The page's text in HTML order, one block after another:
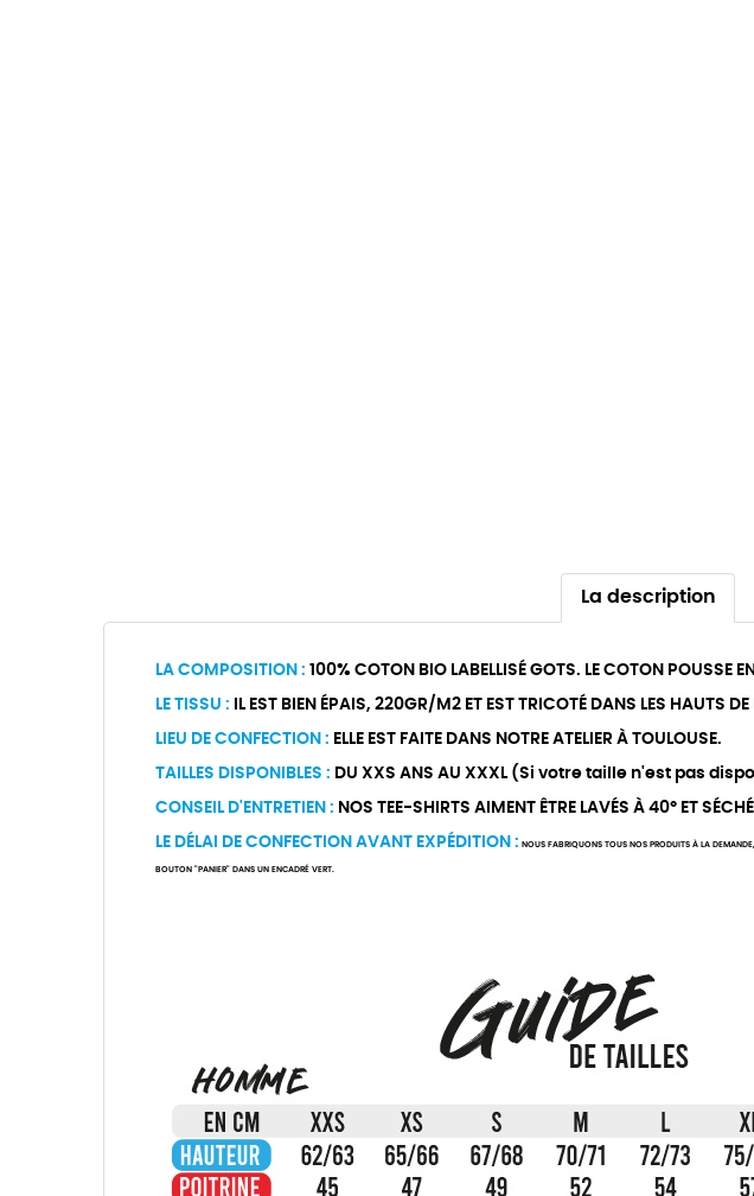
La description
LA COMPOSITION : 100% COTON BIO LABELLISÉ GOTS. LE COTON POUSSE
LE TISSU : IL EST BIEN ÉPAIS, 220GR/M2 ET EST TRICOTÉ DANS LES HAUTS
LIEU DE CONFECTION : ELLE EST FAITE DANS NOTRE ATELIER À TOULOUSE.
TAILLES DISPONIBLES : DU XXS ANS AU XXXL (Si votre taille n'est pas
CONSEIL D'ENTRETIEN : NOS TEE-SHIRTS AIMENT ÊTRE LAVÉS À 40° ET
LE DÉLAI DE CONFECTION AVANT EXPÉDITION : NOUS FABRIQUONS TOUS NOS PRODUITS À LA
BOUTON "PANIER" DANS UN ENCADRÉ VERT.